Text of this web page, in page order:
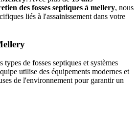
des fosses septiques à mellery, nous
liés à l'assainissement dans votre
de fosses septiques et systèmes
utilise des équipements modernes et
de l'environnement pour garantir un